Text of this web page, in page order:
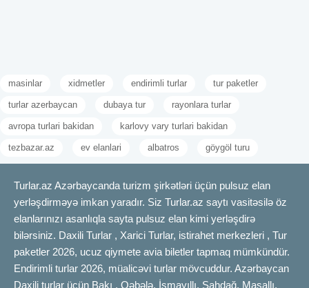
masinlar xidmetler endirimli turlar tur paketler
turlar azerbaycan dubaya tur rayonlara turlar
avropa turlari bakidan karlovy vary turlari bakidan
tezbazar.az ev elanlari albatros göygöl turu
Turlar.az Azərbaycanda turizm şirkətləri üçün pulsuz elan
yerləşdirməyə imkan yaradır. Siz Turlar.az saytı vasitəsilə öz
elanlarınızı asanlıqla sayta pulsuz elan kimi yerləşdirə
bilərsiniz. Daxili Turlar , Xarici Turlar, istirahet merkezleri , Tur
paketler 2026, ucuz qiymete avia biletler tapmaq mümkündür.
Endirimli turlar 2026, müalicəvi turlar mövcuddur. Azərbaycan
Daxili turlar üçün Bakı , Qəbələ, İsmayıllı, Şahdağ, Masallı,